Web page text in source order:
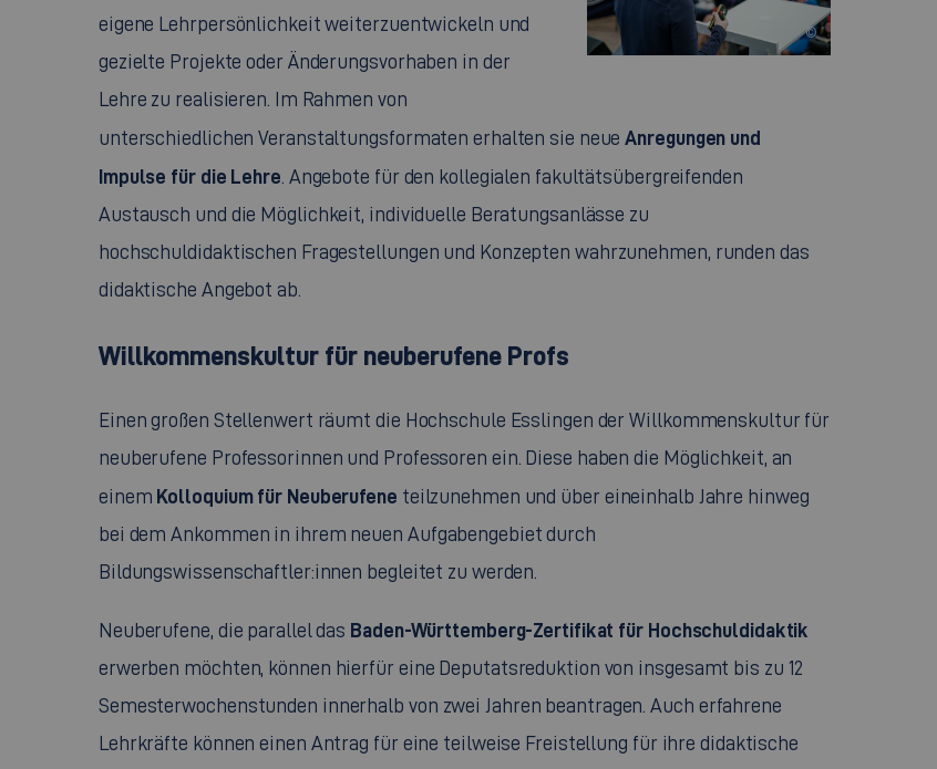
©
eigene Lehrpersönlichkeit weiterzuentwickeln und
gezielte Projekte oder Änderungsvorhaben in der
Lehre zu realisieren. Im Rahmen von
unterschiedlichen Veranstaltungsformaten erhalten sie neueAnregungen und
Impulse für die Lehre. Angebote für den kollegialen fakultätsübergreifenden
Austausch und die Möglichkeit, individuelle Beratungsanlässe zu
hochschuldidaktischen Fragestellungen und Konzepten wahrzunehmen, runden das
didaktische Angebot ab.
Willkommenskultur für neuberufene Profs
Einen großen Stellenwert räumt die Hochschule Esslingen der Willkommenskultur für
neuberufene Professorinnen und Professoren ein. Diese haben die Möglichkeit, an
einem Kolloquium für Neuberufene teilzunehmen und über eineinhalb Jahre hinweg
bei dem Ankommen in ihrem neuen Aufgabengebiet durch
Bildungswissenschaftler:innen begleitet zu werden.
Neuberufene, die parallel das Baden-Württemberg-Zertifikat für Hochschuldidaktik
erwerben möchten, können hierfür eine Deputatsreduktion von insgesamt bis zu 12
Semesterwochenstunden innerhalb von zwei Jahren beantragen. Auch erfahrene
Lehrkräfte können einen Antrag für eine teilweise Freistellung für ihre didaktische